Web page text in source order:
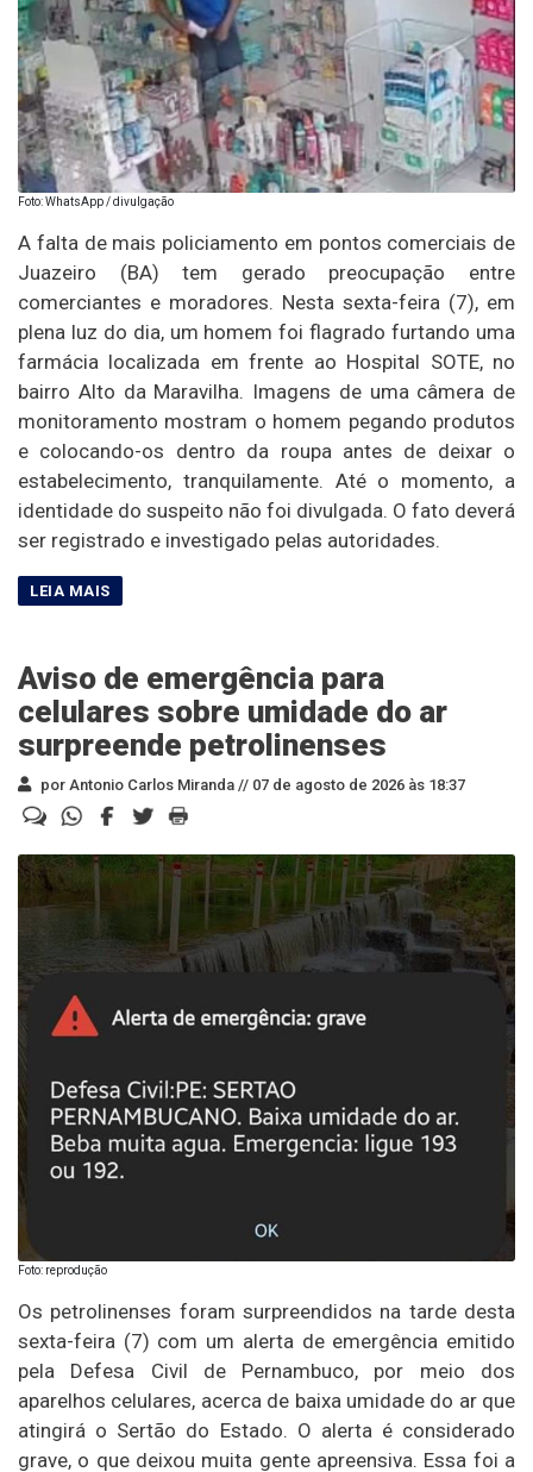
Foto: WhatsApp / divulgação
A falta de mais policiamento em pontos comerciais de
Juazeiro (BA) tem gerado preocupação entre
comerciantes e moradores. Nesta sexta-feira (7), em
plena luz do dia, um homem foi flagrado furtando uma
farmácia localizada em frente ao Hospital SOTE, no
bairro Alto da Maravilha. Imagens de uma câmera de
monitoramento mostram o homem pegando produtos
e colocando-os dentro da roupa antes de deixar o
estabelecimento, tranquilamente. Até o momento, a
identidade do suspeito não foi divulgada. O fato deverá
ser registrado e investigado pelas autoridades.
Aviso de emergência para
celulares sobre umidade do ar
surpreende petrolinenses
por Antonio Carlos Miranda // 07 de agosto de 2026 às 18:37
Foto: reprodução
Os petrolinenses foram surpreendidos na tarde desta
sexta-feira (7) com um alerta de emergência emitido
pela Defesa Civil de Pernambuco, por meio dos
aparelhos celulares, acerca de baixa umidade do ar que
atingirá o Sertão do Estado. O alerta é considerado
grave, o que deixou muita gente apreensiva. Essa foi a